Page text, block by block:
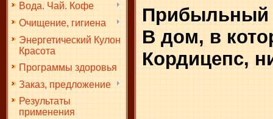
Вода. Чай. Кофе
Очищение, гигиена
Энергетический Кулон
Красота
Программы здоровья
Заказ, предложение
Результаты
применения
Прибыльный
В дом, в
Кордицепс,